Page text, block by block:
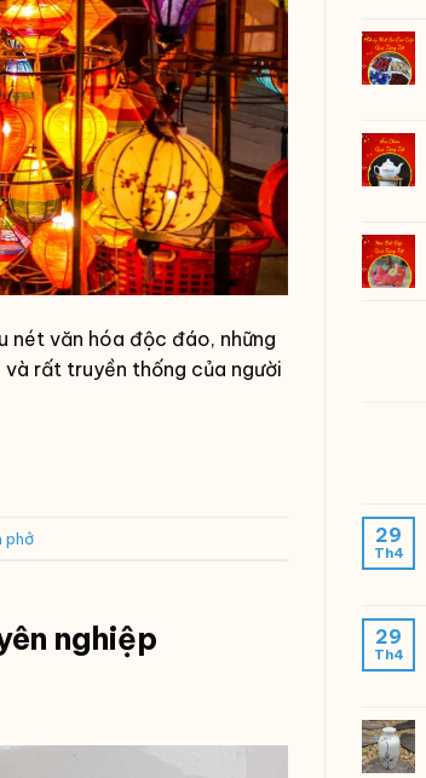
nét văn hóa độc đáo, những
rất truyền thống của người
phở
nghiệp
29
Th4
29
Th4